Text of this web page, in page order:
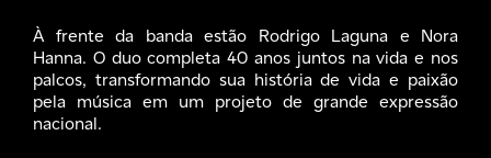
À frente da banda estão Rodrigo Laguna e Nora
Hanna. O duo completa 40 anos juntos na vida e nos
palcos, transformando sua história de vida e paixão
pela música em um projeto de grande expressão
nacional.